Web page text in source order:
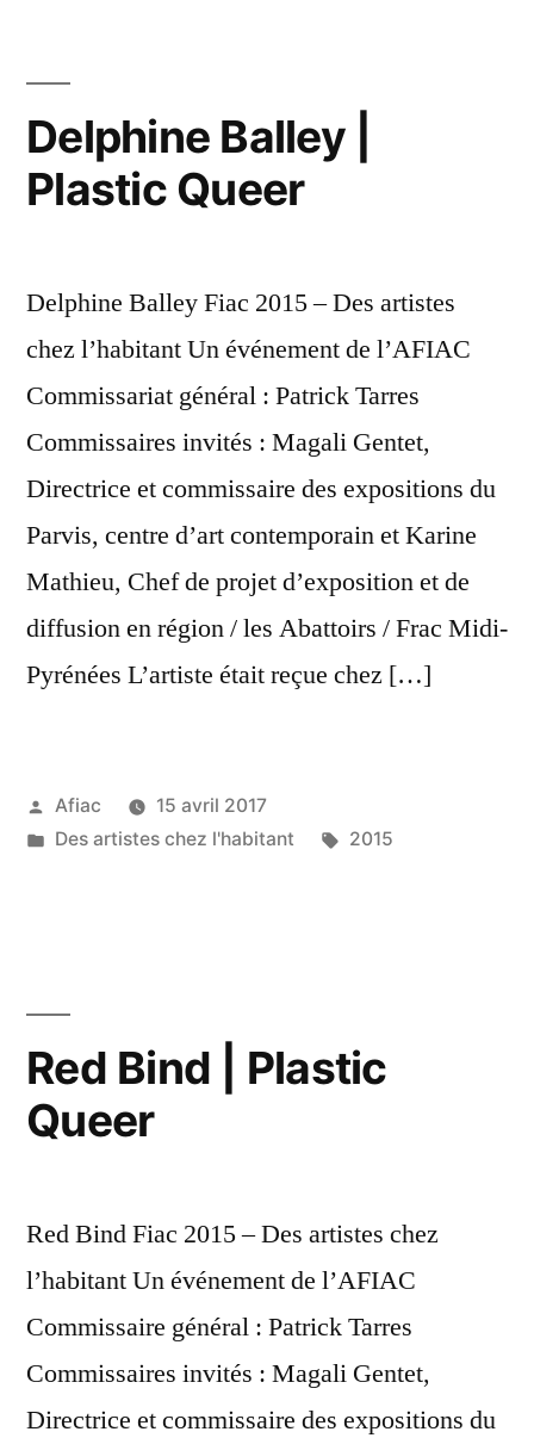
Delphine Balley |
Plastic Queer
Delphine Balley Fiac 2015 – Des artistes
chez l’habitant Un événement de l’AFIAC
Commissariat général : Patrick Tarres
Commissaires invités : Magali Gentet,
Directrice et commissaire des expositions du
Parvis, centre d’art contemporain et Karine
Mathieu, Chef de projet d’exposition et de
diffusion en région / les Abattoirs / Frac Midi-
Pyrénées L’artiste était reçue chez […]
Publié
par
Afiac
15 avril 2017
Publié
Des artistes chez l'habitant Étiquettes :
2015
Red Bind | Plastic
Queer
Red Bind Fiac 2015 – Des artistes chez
l’habitant Un événement de l’AFIAC
Commissaire général : Patrick Tarres
Commissaires invités : Magali Gentet,
Directrice et commissaire des expositions du